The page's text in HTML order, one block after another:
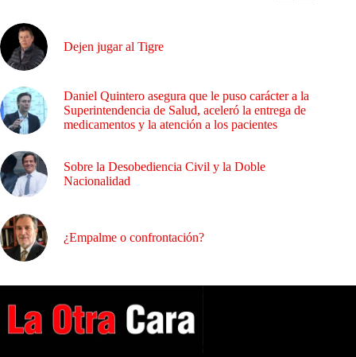
Dejen jugar al Tigre
Daniel Quintero asegura que le puso carácter a la
Superintendencia de Salud, aceleró la entrega de
medicamentos y la atención a los pacientes
Sobre la Desobediencia Civil y la Doble
Nacionalidad
¿Empalme o confrontación?